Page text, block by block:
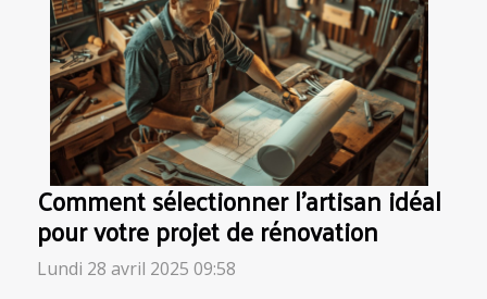
Comment sélectionner l'artisan idéal
pour votre projet de rénovation
Lundi 28 avril 2025 09:58